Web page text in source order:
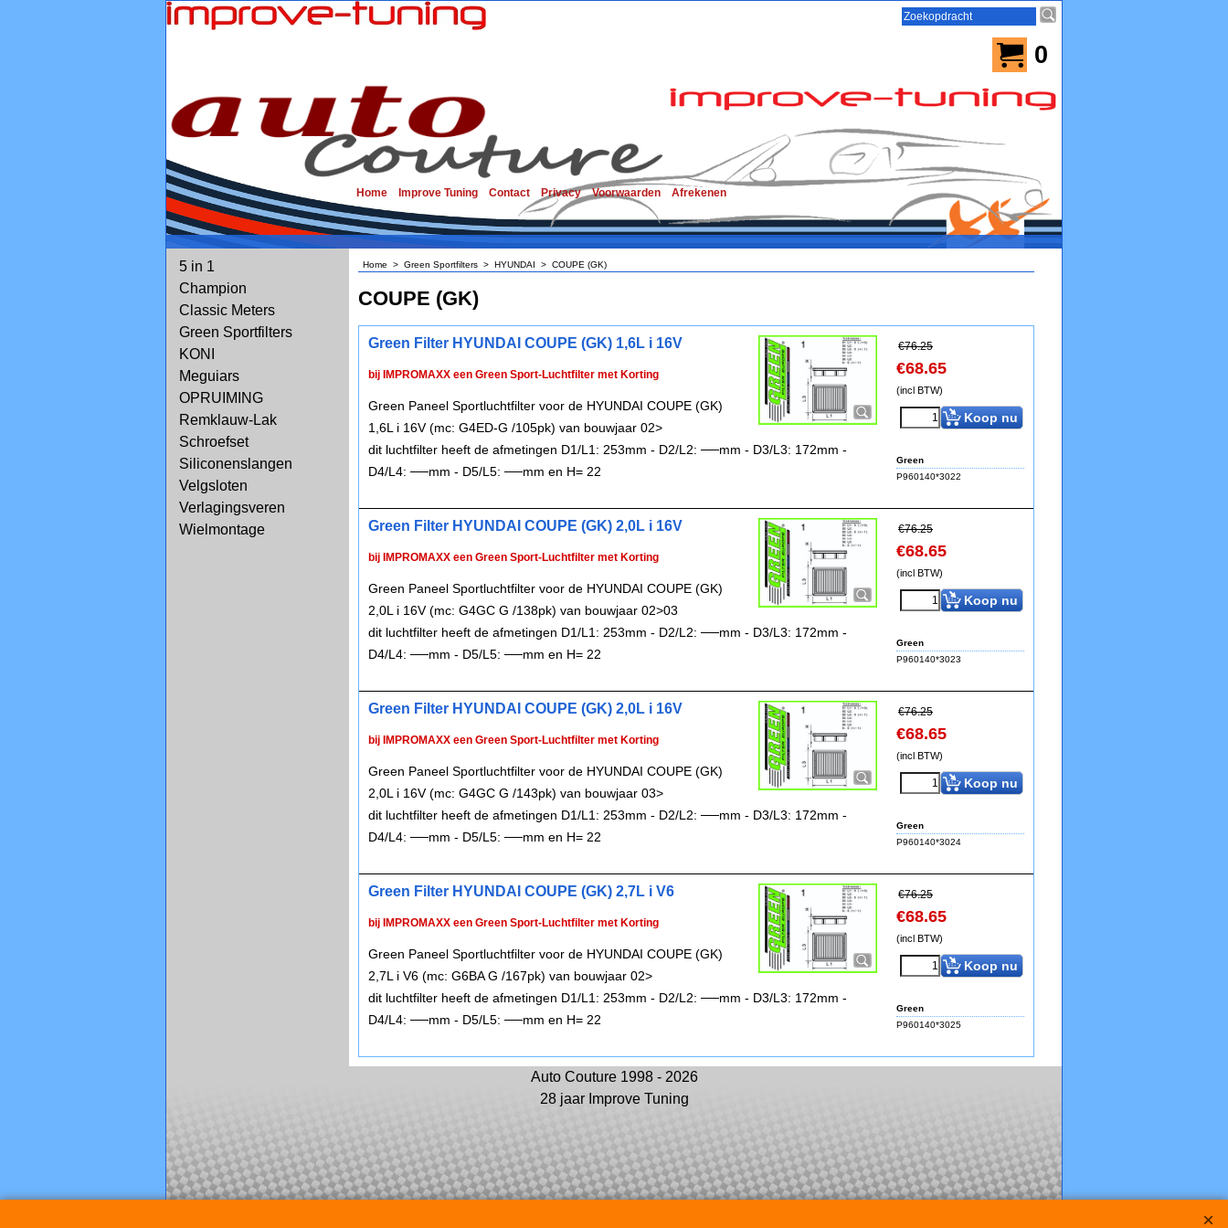
0
Home Improve Tuning Contact Privacy Voorwaarden Afrekenen
5 in 1
Champion
Classic Meters
Green Sportfilters
KONI
Meguiars
OPRUIMING
Remklauw-Lak
Schroefset
Siliconenslangen
Velgsloten
Verlagingsveren
Wielmontage
Home > Green Sportfilters > HYUNDAI > COUPE (GK)
COUPE (GK)
€76.25
€68.65
(incl BTW)
Koop nu
Green
P960140*3022
Green Filter HYUNDAI COUPE (GK) 1,6L i 16V
bij IMPROMAXX een Green Sport-Luchtfilter met Korting
Green Paneel Sportluchtfilter voor de HYUNDAI COUPE (GK)
1,6L i 16V (mc: G4ED-G /105pk) van bouwjaar 02>
dit luchtfilter heeft de afmetingen D1/L1: 253mm - D2/L2: ──mm - D3/L3: 172mm -
D4/L4: ──mm - D5/L5: ──mm en H= 22
€76.25
€68.65
(incl BTW)
Koop nu
Green
P960140*3023
Green Filter HYUNDAI COUPE (GK) 2,0L i 16V
bij IMPROMAXX een Green Sport-Luchtfilter met Korting
Green Paneel Sportluchtfilter voor de HYUNDAI COUPE (GK)
2,0L i 16V (mc: G4GC G /138pk) van bouwjaar 02>03
dit luchtfilter heeft de afmetingen D1/L1: 253mm - D2/L2: ──mm - D3/L3: 172mm -
D4/L4: ──mm - D5/L5: ──mm en H= 22
€76.25
€68.65
(incl BTW)
Koop nu
Green
P960140*3024
Green Filter HYUNDAI COUPE (GK) 2,0L i 16V
bij IMPROMAXX een Green Sport-Luchtfilter met Korting
Green Paneel Sportluchtfilter voor de HYUNDAI COUPE (GK)
2,0L i 16V (mc: G4GC G /143pk) van bouwjaar 03>
dit luchtfilter heeft de afmetingen D1/L1: 253mm - D2/L2: ──mm - D3/L3: 172mm -
D4/L4: ──mm - D5/L5: ──mm en H= 22
€76.25
€68.65
(incl BTW)
Koop nu
Green
P960140*3025
Green Filter HYUNDAI COUPE (GK) 2,7L i V6
bij IMPROMAXX een Green Sport-Luchtfilter met Korting
Green Paneel Sportluchtfilter voor de HYUNDAI COUPE (GK)
2,7L i V6 (mc: G6BA G /167pk) van bouwjaar 02>
dit luchtfilter heeft de afmetingen D1/L1: 253mm - D2/L2: ──mm - D3/L3: 172mm -
D4/L4: ──mm - D5/L5: ──mm en H= 22
Auto Couture 1998 - 2026
28 jaar Improve Tuning